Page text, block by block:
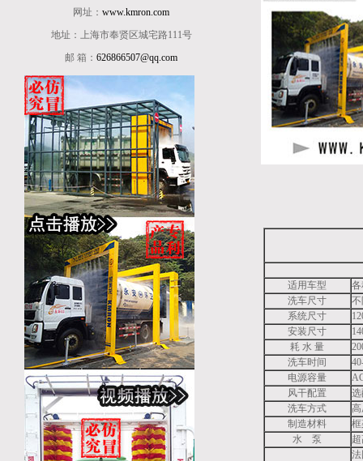
网址：www.kmron.com
地址：上海市奉贤区城宅路111号
邮 箱：626866507@qq.com
适用车型
洗车尺寸
不
系统尺寸
安装尺寸
耗 水 量
洗车时间
电源容量
风干配置
洗车方式
制造材料
水 泵